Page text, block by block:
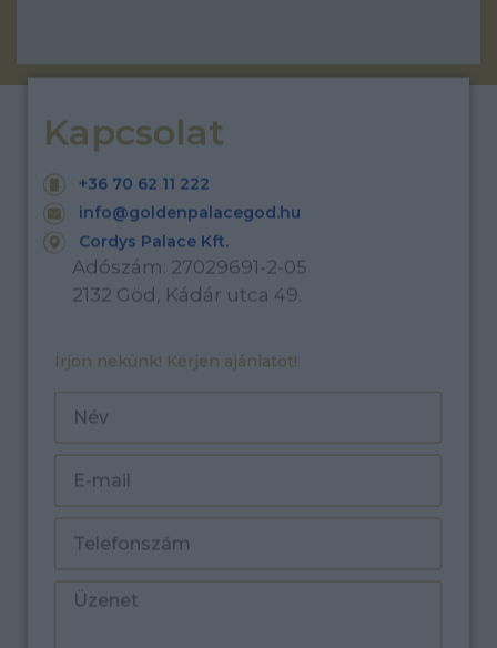
Kapcsolat
+36 70 62 11 222
info@goldenpalacegod.hu
Cordys Palace Kft.
Adószám: 27029691-2-05
2132 Göd, Kádár utca 49.
Írjon nekünk! Kérjen ajánlatot!